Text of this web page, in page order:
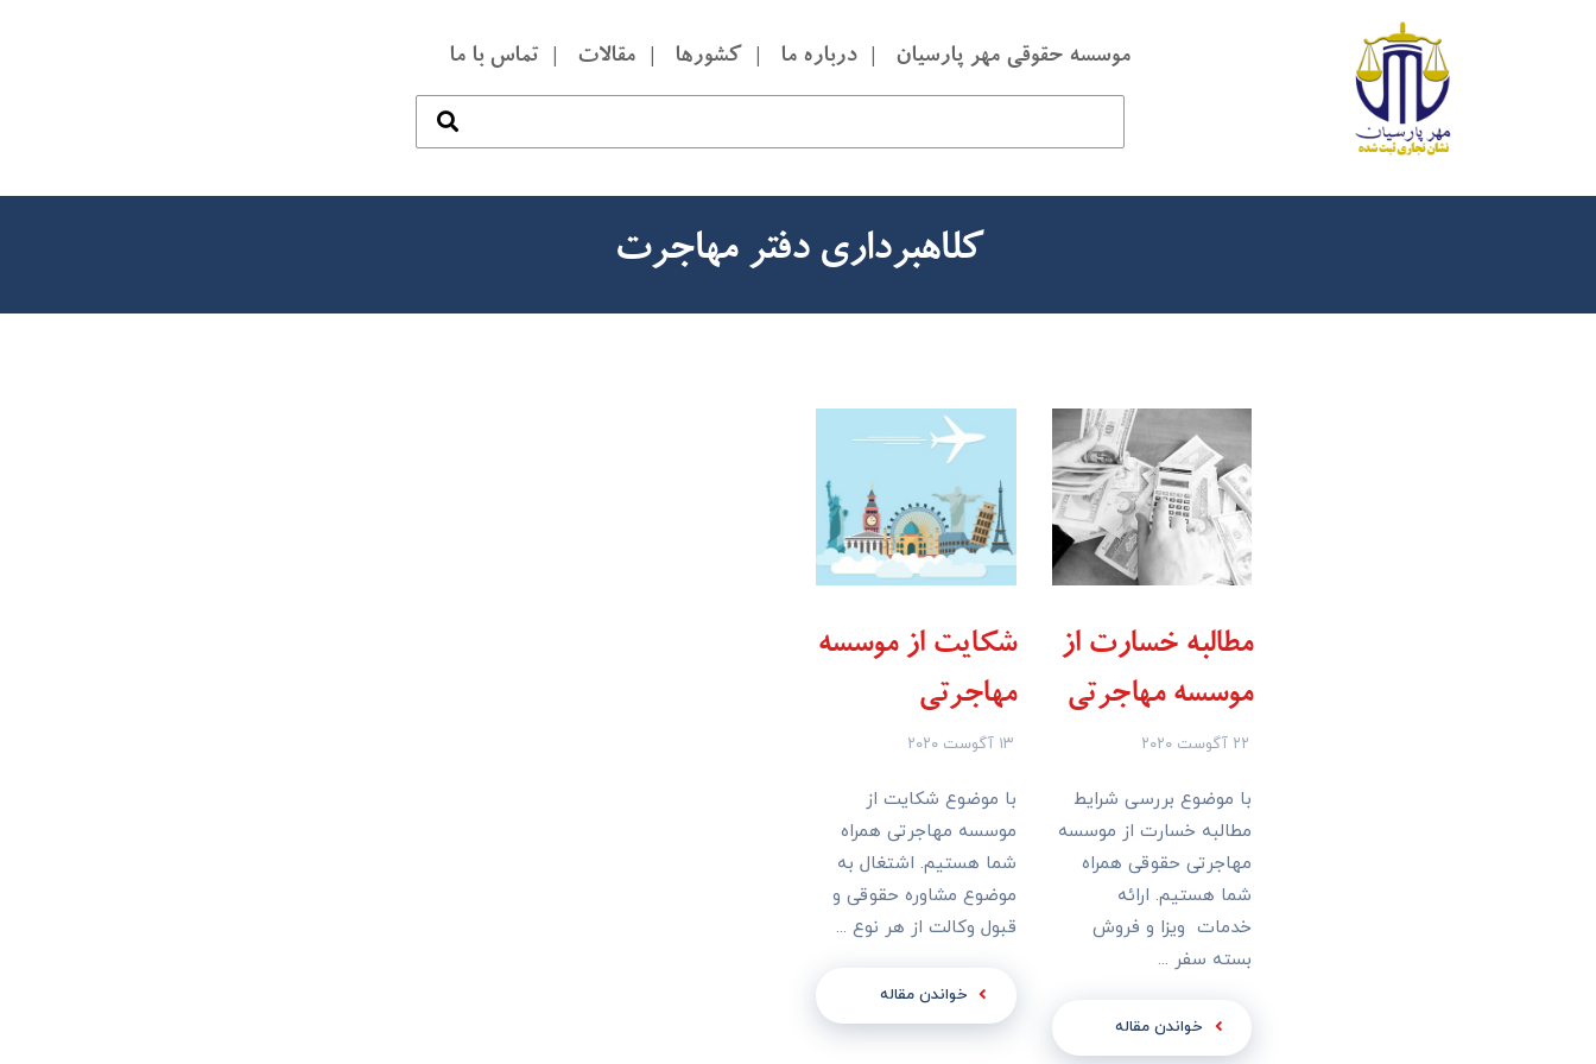
موسسه حقوقی مهر پارسیان درباره ما کشورها مقالات تماس با ما
کلاهبرداری دفتر مهاجرت
مطالبه خسارت از
موسسه مهاجرتی
۲۲ آگوست ۲۰۲۰
با موضوع بررسی شرایط
مطالبه خسارت از موسسه
مهاجرتی حقوقی همراه
شما هستیم. ارائه
خدمات ویزا و فروش
بسته سفر ...
خواندن مقاله
شکایت از موسسه
مهاجرتی
۱۳ آگوست ۲۰۲۰
با موضوع شکایت از
موسسه مهاجرتی همراه
شما هستیم. اشتغال به
موضوع مشاوره حقوقی و
قبول وکالت از هر نوع ...
خواندن مقاله